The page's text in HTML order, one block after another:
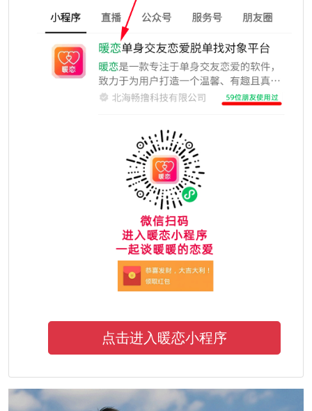
点击进入暖恋小程序